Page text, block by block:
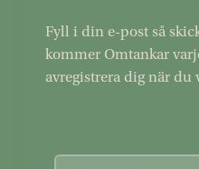
Fyll i din e-post så
kommer Omtankar
avregistrera dig när du